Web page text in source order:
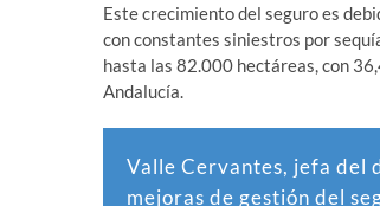
Este crecimiento del seguro es
con constantes siniestros por
hasta las 82.000 hectáreas, con
Andalucía.
Valle Cervantes, jefa del
mejoras de gestión del